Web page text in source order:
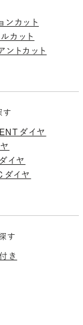
ンカット
カット
ントカット
す
ダイヤ
イヤ
ダイヤ
す
き